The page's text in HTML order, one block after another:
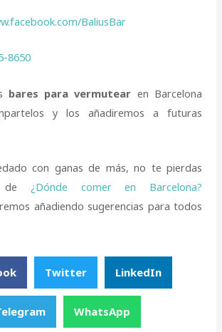
BaliusBar
8650
bares para vermutear en Barcelona
y los añadiremos a futuras
con ganas de más, no te pierdas
de ¿Dónde comer en Barcelona?
añadiendo sugerencias para todos
Twitter LinkedIn
WhatsApp